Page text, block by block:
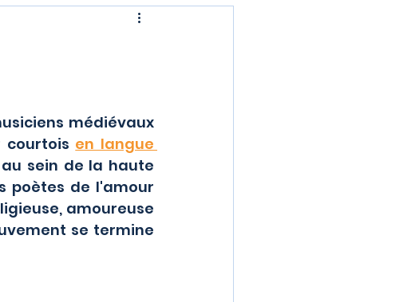
courtois en langue
sein de la haute
poètes de l'amour
amoureuse
se termine